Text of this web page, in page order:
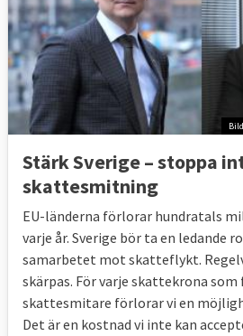
Stärk Sverige – stoppa
skattesmitning
EU-länderna förlorar hundratals
varje år. Sverige bör ta en ledande
samarbetet mot skatteflykt.
skärpas. För varje skattekrona
skattesmitare förlorar vi en
Det är en kostnad vi inte kan